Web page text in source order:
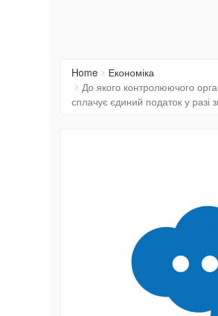
Home
Економіка
До якого контролюючого
сплачує єдиний податок у разі